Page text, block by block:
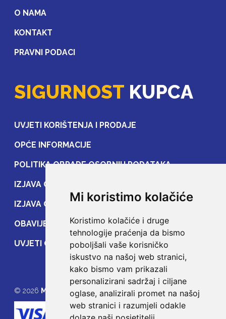
Mi koristimo kolačiće
Koristimo kolačiće i druge
tehnologije praćenja da bismo
poboljšali vaše korisničko
iskustvo na našoj web stranici,
kako bismo vam prikazali
personalizirani sadržaj i ciljane
oglase, analizirali promet na našoj
web stranici i razumjeli odakle
O NAMA
KONTAKT
PRAVNI PODACI
SIGURNOST KUPCA
UVJETI KORIŠTENJA I PRODAJE
OPĆE INFORMACIJE
POLITIKA OBRADE OSOBNIH PODATAKA
IZJAVA O ZAŠTITI OSOBNIH PODATAKA
IZJAVA O ZAŠTITI PRIJENOSA PODATAKA
OBAVIJEST POTROŠAČIMA
UVJETI OSIGURANJA
© 2026 MOJE OSIGURANJE